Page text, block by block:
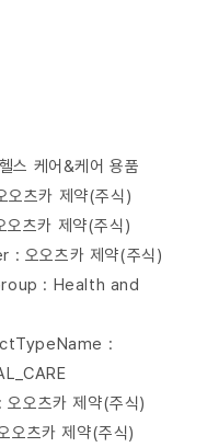
케어&케어 용품
츠카 제약(주식)
츠카 제약(주식)
오오츠카 제약(주식)
: Health and
:
오츠카 제약(주식)
츠카 제약(주식)